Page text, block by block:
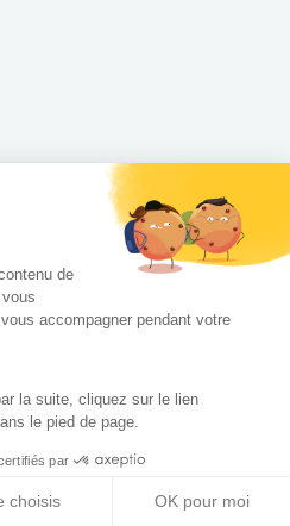
de
accompagner pendant votre
la suite, cliquez sur le lien
le pied de page.
par
choisis OK pour moi